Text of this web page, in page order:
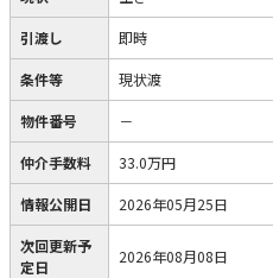
引渡し 即時
条件等 現状渡
物件番号 －
仲介手数料 33.0万円
情報公開日 2026年05月25日
次回更新予
定日
2026年08月08日